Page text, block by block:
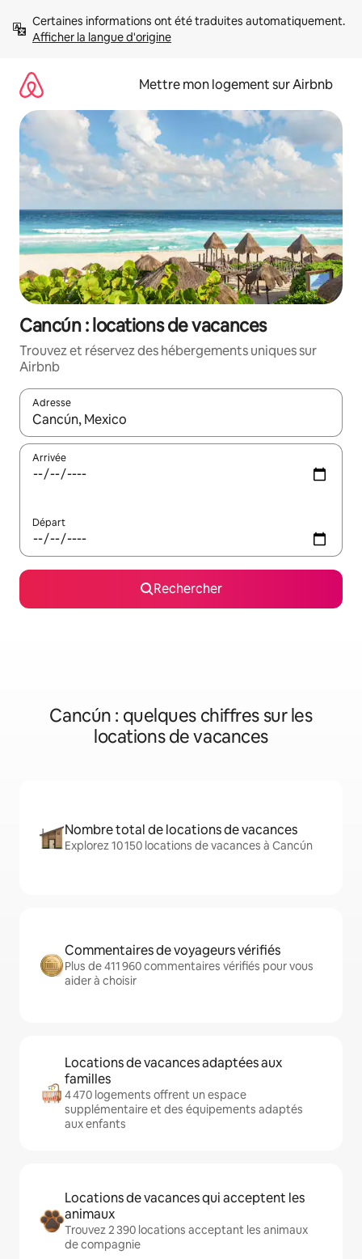
directement
Afficher la langue d'origine
Mettre mon logement sur Airbnb
Cancún : locations de vacances
Trouvez et réservez des hébergements uniques sur
Airbnb
Adresse
Lorsque les résultats s'affichent, utilisez les flèches vers le
Arrivée
Départ
Rechercher
Cancún : quelques chiffres sur les
locations de vacances
Nombre total de locations de vacances
Explorez 10 150 locations de vacances à Cancún
Commentaires de voyageurs vérifiés
Plus de 411 960 commentaires vérifiés pour vous
aider à choisir
Locations de vacances adaptées aux
familles
4 470 logements offrent un espace
supplémentaire et des équipements adaptés
aux enfants
Locations de vacances qui acceptent les
animaux
Trouvez 2 390 locations acceptant les animaux
de compagnie